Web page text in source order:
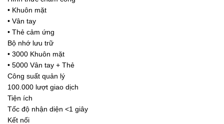
• Khuôn mặt
• Vân tay
• Thẻ cảm ứng
Bộ nhớ lưu trữ
• 3000 Khuôn mặt
• 5000 Vân tay + Thẻ
Công suất quản lý
100.000 lượt giao dịch
Tiện ích
Tốc độ nhận diện <1 giây
Kết nối